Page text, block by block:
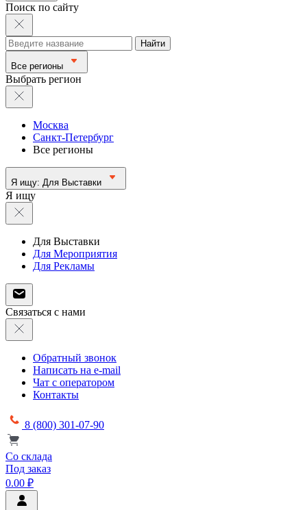
Поиск по сайту
Найти
Все регионы
Выбрать регион
Москва
Санкт-Петербург
Все регионы
Я ищу: Для Выставки
Я ищу
Для Выставки
Для Мероприятия
Для Рекламы
Связаться с нами
Обратный звонок
Написать на e-mail
Чат с оператором
Контакты
8 (800) 301-07-90
Со склада
Под заказ
0.00 ₽